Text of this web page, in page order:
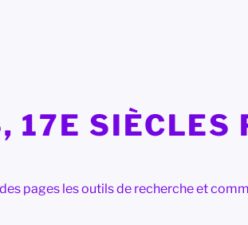
17E SIÈCLES
pages les outils de recherche et